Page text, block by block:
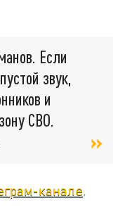
Если
звук,
и
СВО.
канале.